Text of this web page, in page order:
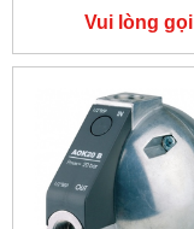
Vui lòng gọi